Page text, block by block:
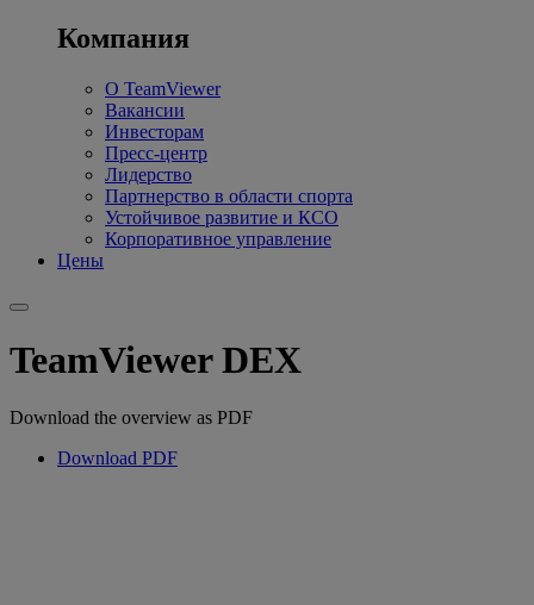
Компания
О TeamViewer
Вакансии
Инвесторам
Пресс-центр
Лидерство
Партнерство в области спорта
Устойчивое развитие и КСО
Корпоративное управление
Цены
TeamViewer DEX
Download the overview as PDF
Download PDF